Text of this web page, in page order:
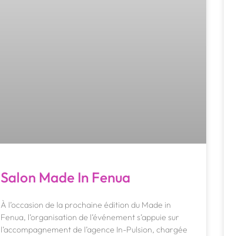
Salon Made In Fenua
À l’occasion de la prochaine édition du Made in
Fenua, l’organisation de l’événement s’appuie sur
l’accompagnement de l’agence In-Pulsion, chargée